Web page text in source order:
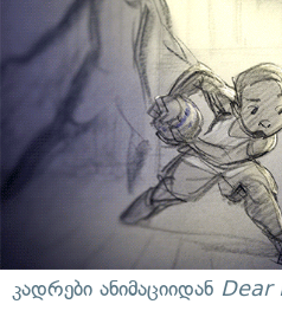
კადრები ანიმაციიდან Dear